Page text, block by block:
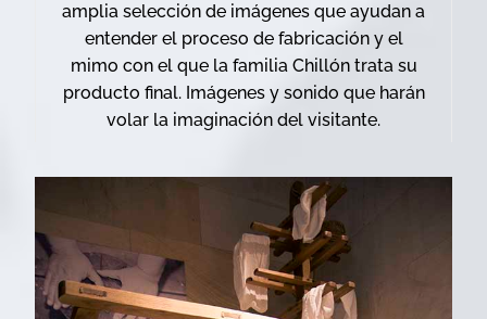
amplia selección de imágenes que ayudan a
entender el proceso de fabricación y el
mimo con el que la familia Chillón trata su
producto final. Imágenes y sonido que harán
volar la imaginación del visitante.